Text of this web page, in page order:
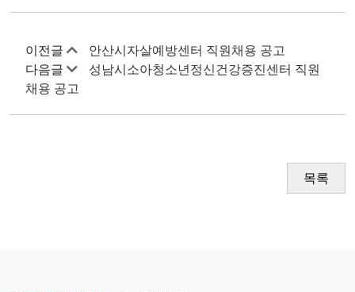
이전글
안산시자살예방센터 직원채용 공고
다음글
성남시소아청소년정신건강증진센터 직원
채용 공고
목록